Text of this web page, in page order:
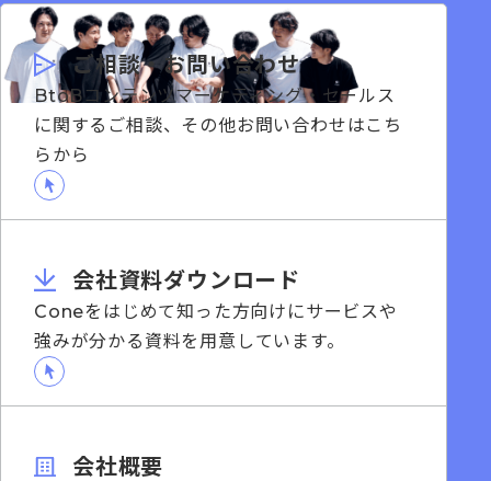
ご相談・お問い合わせ
BtoBコンテンツマーケティング・セールス
に関するご相談、その他お問い合わせはこち
らから
会社資料ダウンロード
Coneをはじめて知った方向けにサービスや
強みが分かる資料を用意しています。
会社概要